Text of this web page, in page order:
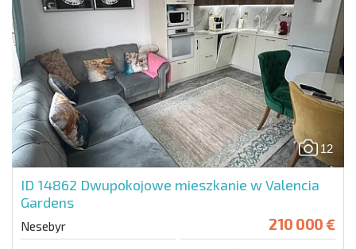
12
ID 14862 Dwupokojowe mieszkanie w Valencia
Gardens
Nesebyr 210 000 €